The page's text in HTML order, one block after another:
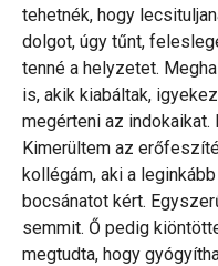
tehetnék, hogy
dolgot, úgy tűnt,
tenné a helyzetet.
is, akik kiabáltak,
megérteni az indokaikat.
Kimerültem az
kollégám, aki a
bocsánatot kért.
semmit. Ő pedig
megtudta, hogy